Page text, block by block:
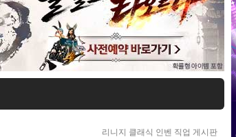
리니지 클래식 인벤 직업 게시판